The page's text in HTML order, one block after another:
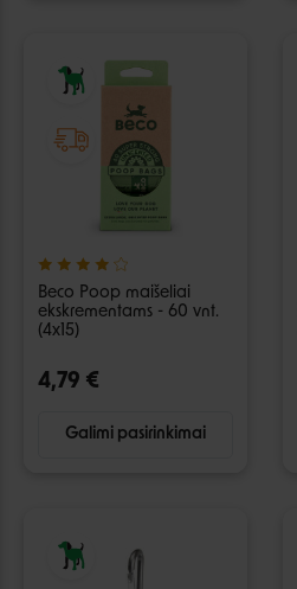
Beco Poop maišeliai
ekskrementams - 60 vnt.
(4x15)
4,79 €
Galimi pasirinkimai